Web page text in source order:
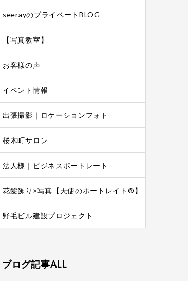
seerayのプライベートBLOG
【写真教室】
お客様の声
イベント情報
出張撮影｜ロケーションフォト
桜木町サロン
法人様｜ビジネスポートレート
花髪飾り×写真【天使のポートレイト®】
野毛ビル建設プロジェクト
ブログ記事ALL